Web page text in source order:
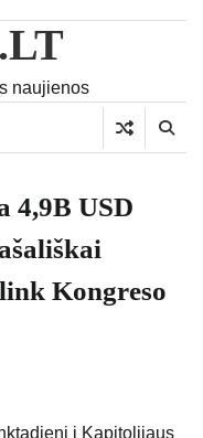
naujienos
4,9B USD
Kongreso
į Kapitolijaus